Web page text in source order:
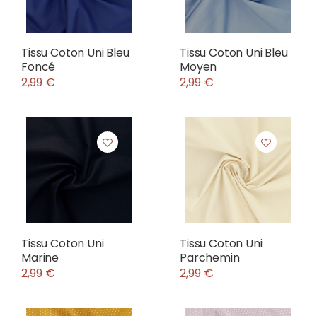
Tissu Coton Uni Bleu
Foncé
2,99 €
Tissu Coton Uni Bleu
Moyen
2,99 €
Tissu Coton Uni
Marine
2,99 €
Tissu Coton Uni
Parchemin
2,99 €